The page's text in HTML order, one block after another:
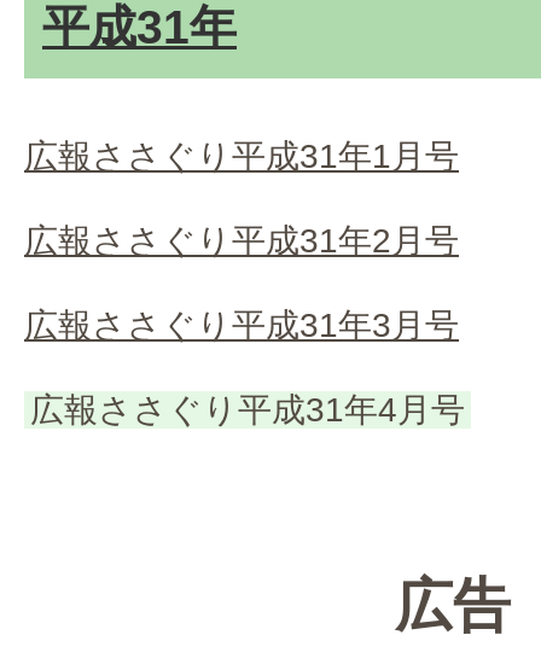
平成31年
広報ささぐり平成31年1月号
広報ささぐり平成31年2月号
広報ささぐり平成31年3月号
広報ささぐり平成31年4月号
広告